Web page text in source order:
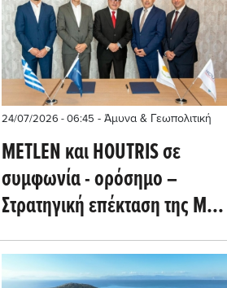
24/07/2026 - 06:45 - Άμυνα & Γεωπολιτική
METLEN και HOUTRIS σε
συμφωνία - ορόσημο –
Στρατηγική επέκταση της M
Technologies στην
ευρωπαϊκή αμυντική αλυσίδα